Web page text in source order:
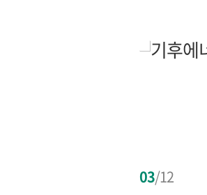
03/12